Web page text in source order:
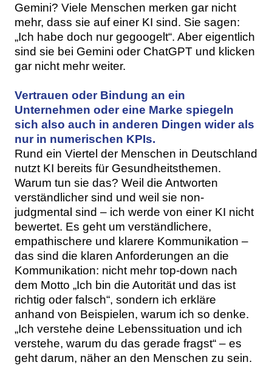
Gemini? Viele Menschen merken gar nicht
mehr, dass sie auf einer KI sind. Sie sagen:
„Ich habe doch nur gegoogelt“. Aber eigentlich
sind sie bei Gemini oder ChatGPT und klicken
gar nicht mehr weiter.
Vertrauen oder Bindung an ein
Unternehmen oder eine Marke spiegeln
sich also auch in anderen Dingen wider als
nur in numerischen KPIs.
Rund ein Viertel der Menschen in Deutschland
nutzt KI bereits für Gesundheitsthemen.
Warum tun sie das? Weil die Antworten
verständlicher sind und weil sie non-
judgmental sind – ich werde von einer KI nicht
bewertet. Es geht um verständlichere,
empathischere und klarere Kommunikation –
das sind die klaren Anforderungen an die
Kommunikation: nicht mehr top-down nach
dem Motto „Ich bin die Autorität und das ist
richtig oder falsch“, sondern ich erkläre
anhand von Beispielen, warum ich so denke.
„Ich verstehe deine Lebenssituation und ich
verstehe, warum du das gerade fragst“ – es
geht darum, näher an den Menschen zu sein.